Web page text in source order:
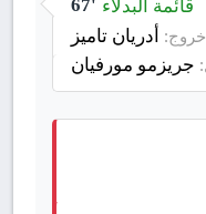
67'
خروج: أدريان تاميز
جريزمو مورفيان